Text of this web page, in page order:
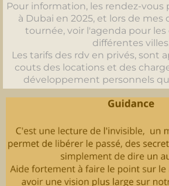
Pour information, les rendez-vous
à Dubai en 2025, et lors de
tournée, voir l'agenda pour les
différentes
Les tarifs des rdv en privés, sont
couts des locations et des
développement personnels